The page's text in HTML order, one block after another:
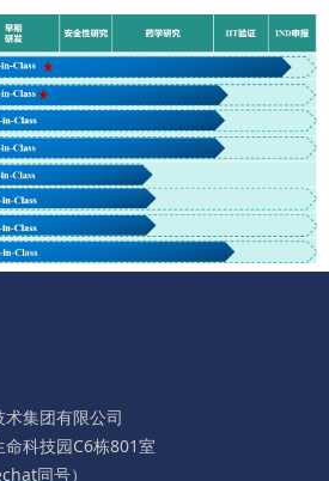
集团有限公司
科技园C6栋801室
同号）